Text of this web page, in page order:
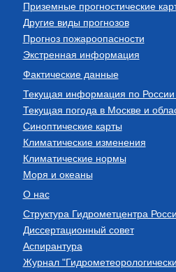
Приземные прогностические
Другие виды прогнозов
Прогноз пожароопасности
Экстренная информация
Фактические данные
Текущая информация по
Текущая погода в Москве и
Синоптические карты
Климатические изменения
Климатические нормы
Моря и океаны
О нас
Структура Гидрометцентра
Диссертационный совет
Аспирантура
Журнал